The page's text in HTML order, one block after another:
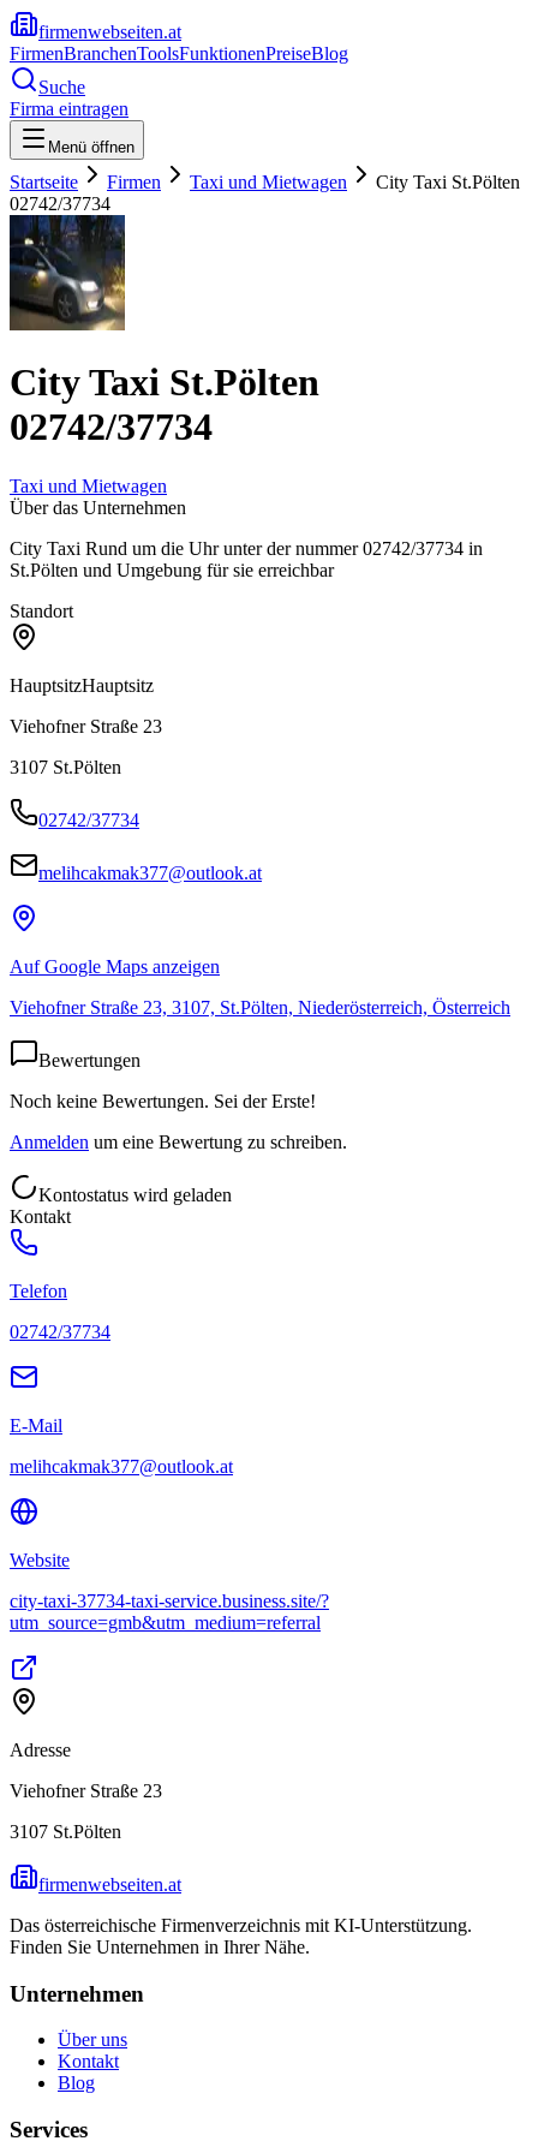
firmenwebseiten.at
FirmenBranchenToolsFunktionenPreiseBlog
Suche
Firma eintragen
Menü öffnen
Startseite Firmen Taxi und Mietwagen
City Taxi St.Pölten
02742/37734
City Taxi St.Pölten
02742/37734
Taxi und Mietwagen
Über das Unternehmen
City Taxi Rund um die Uhr unter der nummer 02742/37734 in
St.Pölten und Umgebung für sie erreichbar
Standort
HauptsitzHauptsitz
Viehofner Straße 23
3107 St.Pölten
02742/37734
melihcakmak377@outlook.at
Auf Google Maps anzeigen
Viehofner Straße 23, 3107, St.Pölten, Niederösterreich, Österreich
Bewertungen
Noch keine Bewertungen. Sei der Erste!
Anmelden um eine Bewertung zu schreiben.
Kontostatus wird geladen
Kontakt
Telefon
02742/37734
E-Mail
melihcakmak377@outlook.at
Website
city-taxi-37734-taxi-service.business.site/?
utm_source=gmb&utm_medium=referral
Adresse
Viehofner Straße 23
3107 St.Pölten
firmenwebseiten.at
Das österreichische Firmenverzeichnis mit KI-Unterstützung.
Finden Sie Unternehmen in Ihrer Nähe.
Unternehmen
Über uns
Kontakt
Blog
Services